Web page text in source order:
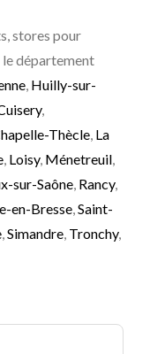
stores pour
département
, Huilly-sur-
,
Thècle, La
, Loisy, Ménetreuil,
sur-Saône, Rancy,
en-Bresse, Saint-
, Simandre, Tronchy,